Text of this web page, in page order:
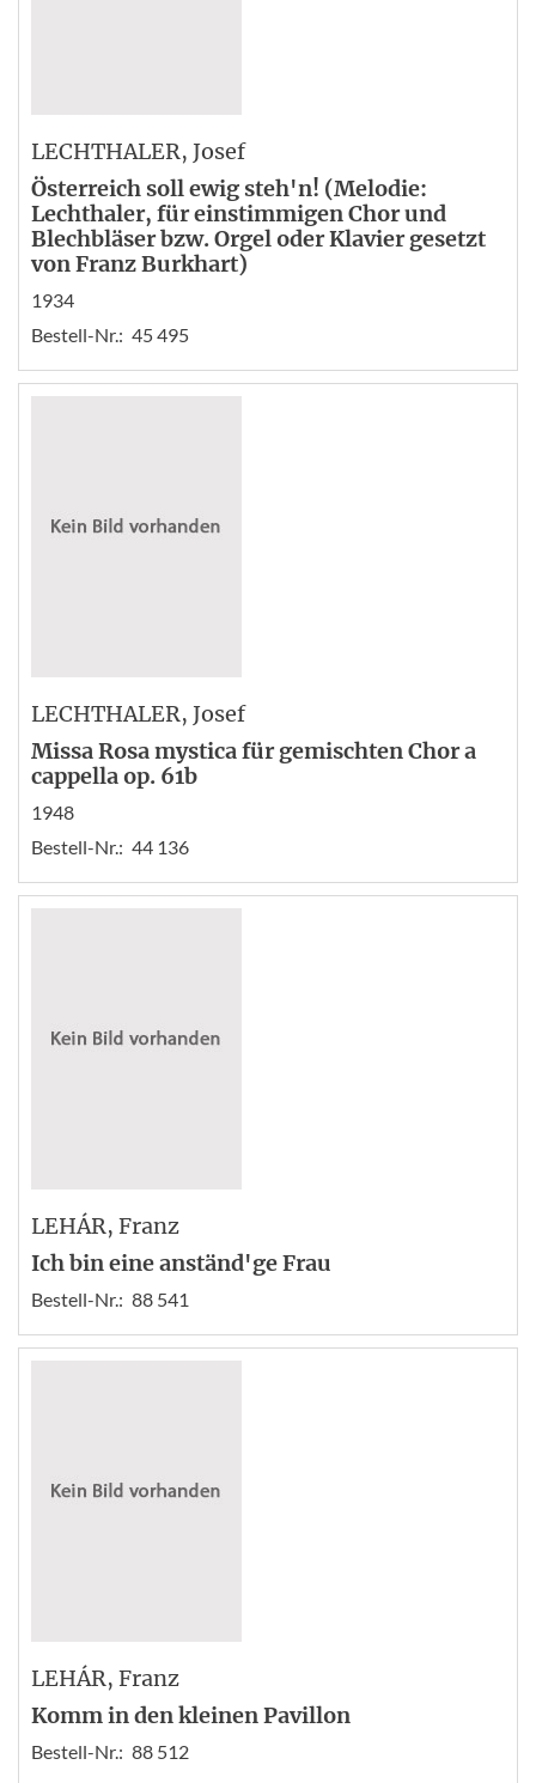
LECHTHALER, Josef
Österreich soll ewig steh'n! (Melodie:
Lechthaler, für einstimmigen Chor und
Blechbläser bzw. Orgel oder Klavier gesetzt
von Franz Burkhart)
1934
Bestell-Nr.: 45 495
LECHTHALER, Josef
Missa Rosa mystica für gemischten Chor a
cappella op. 61b
1948
Bestell-Nr.: 44 136
LEHÁR, Franz
Ich bin eine anständ'ge Frau
Bestell-Nr.: 88 541
LEHÁR, Franz
Komm in den kleinen Pavillon
Bestell-Nr.: 88 512